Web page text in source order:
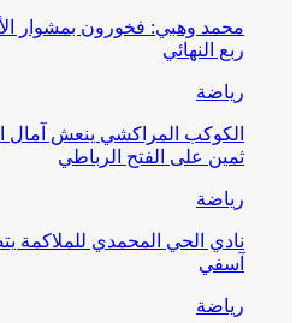
محمد وهبي: فخورون بمشوار
ربع النهائي
رياضة
الكوكب المراكشي ينعش آمال
ثمين على الفتح الرباطي
رياضة
نادي الحي المحمدي
آسفي
رياضة